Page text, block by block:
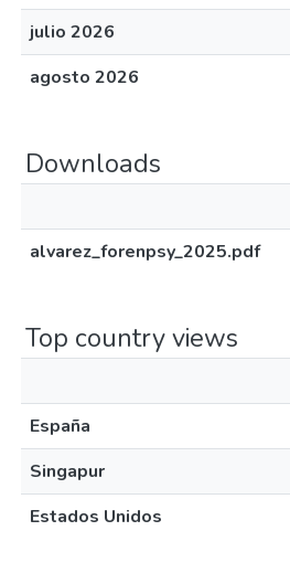
julio 2026
agosto 2026
Downloads
alvarez_forenpsy_2025.pdf
Top country views
España
Singapur
Estados Unidos